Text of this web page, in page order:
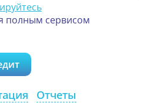
полным сервисом
Отчеты